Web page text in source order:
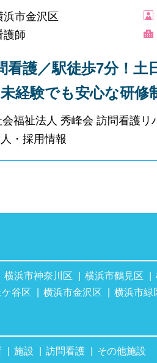
浜市金沢区
護師
看護／駅徒歩7分！土
未経験でも安心な研修
会福祉法人 秀峰会 訪問看護
・採用情報
横浜市神奈川区 横浜市鶴見区
谷区 横浜市金沢区 横浜市緑
施設 訪問看護 その他施設